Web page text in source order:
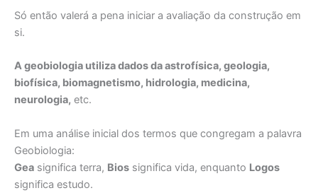
Só então valerá a pena iniciar a avaliação da construção em
si.
A geobiologia utiliza dados da astrofísica, geologia,
biofísica, biomagnetismo, hidrologia, medicina,
neurologia, etc.
Em uma análise inicial dos termos que congregam a palavra
Geobiologia:
Gea significa terra, Bios significa vida, enquanto Logos
significa estudo.